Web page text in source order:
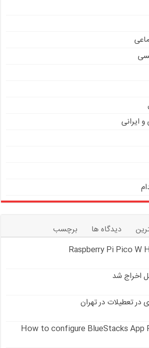
ایرانی
دیدگاه ها
برچسب
Raspberry Pi Pico W
اخراج شد
در تعطیلات در تهران
How to configure BlueStacks App